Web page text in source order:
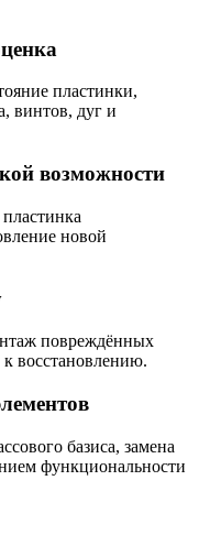
пластинки,
винтов, дуг и
возможности
новой
повреждённых
восстановлению.
базиса, замена
функциональности